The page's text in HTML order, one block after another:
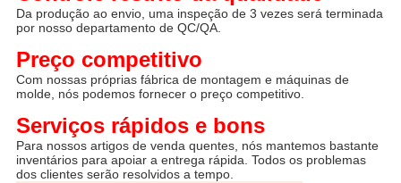
Da produção ao envio, uma inspeção de 3 vezes será terminada
por nosso departamento de QC/QA.
Preço competitivo
Com nossas próprias fábrica de montagem e máquinas de
molde, nós podemos fornecer o preço competitivo.
Serviços rápidos e bons
Para nossos artigos de venda quentes, nós mantemos bastante
inventários para apoiar a entrega rápida. Todos os problemas
dos clientes serão resolvidos a tempo.